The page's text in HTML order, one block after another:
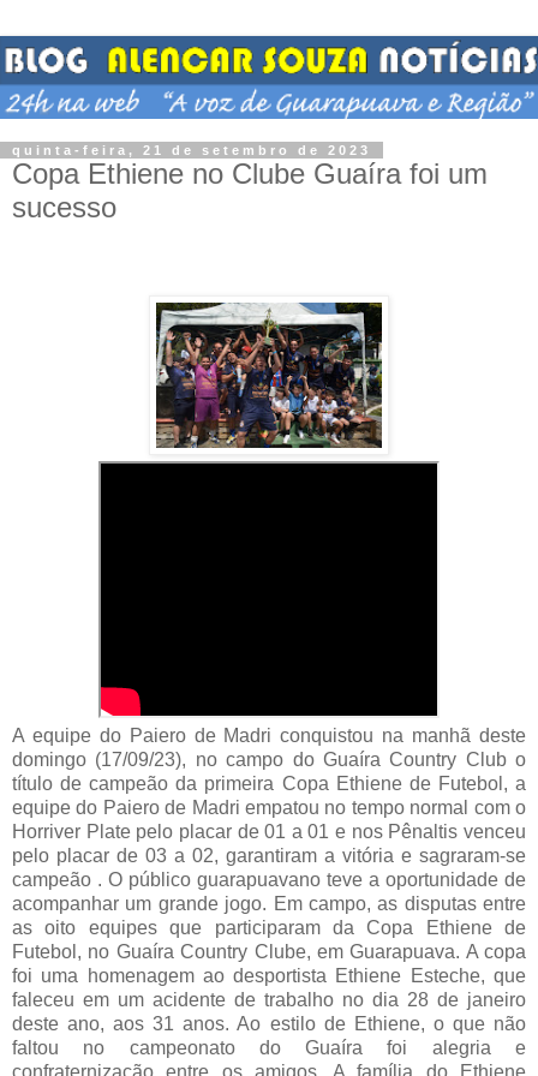
quinta-feira, 21 de setembro de 2023
Copa Ethiene no Clube Guaíra foi um
sucesso
A equipe do Paiero de Madri conquistou na manhã deste
domingo (17/09/23), no campo do Guaíra Country Club o
título de campeão da primeira Copa Ethiene de Futebol, a
equipe do Paiero de Madri empatou no tempo normal com o
Horriver Plate pelo placar de 01 a 01 e nos Pênaltis venceu
pelo placar de 03 a 02, garantiram a vitória e sagraram-se
campeão . O público guarapuavano teve a oportunidade de
acompanhar um grande jogo. Em campo, as disputas entre
as oito equipes que participaram da Copa Ethiene de
Futebol, no Guaíra Country Clube, em Guarapuava. A copa
foi uma homenagem ao desportista Ethiene Esteche, que
faleceu em um acidente de trabalho no dia 28 de janeiro
deste ano, aos 31 anos. Ao estilo de Ethiene, o que não
faltou no campeonato do Guaíra foi alegria e